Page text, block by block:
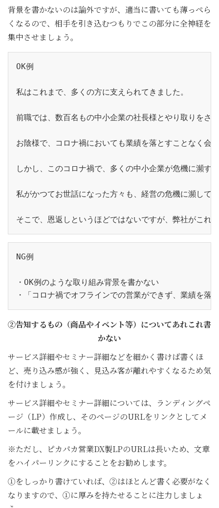
背景を書かないのは論外ですが、適当に書いても薄っぺら
くなるので、相手を引き込むつもりでこの部分に全神経を
集中させましょう。
OK例
私はこれまで、多くの方に支えられてきました。
前職では、数百名もの中小企業の社長様とやり取りをさ
お陰様で、コロナ禍においても業績を落とすことなく会
しかし、このコロナ禍で、多くの中小企業が危機に瀕す
私がかつてお世話になった方々も、経営の危機に瀕して
そこで、恩返しというほどではないですが、弊社がこれ
NG例
・OK例のような取り組み背景を書かない
・「コロナ禍でオフラインでの営業ができず、業績を
②告知するもの（商品やイベント等）についてあれこれ書
かない
サービス詳細やセミナー詳細などを細かく書けば書くほ
ど、売り込み感が強く、見込み客が離れやすくなるため気
を付けましょう。
サービス詳細やセミナー詳細については、ランディングペ
ージ（LP）作成し、そのページのURLをリンクとしてメ
ールに載せましょう。
※ただし、ピカパカ営業DX製LPのURLは長いため、文章
をハイパーリンクにすることをお勧めします。
①をしっかり書けていれば、②はほとんど書く必要がなく
なりますので、①に厚みを持たせることに注力しましょ